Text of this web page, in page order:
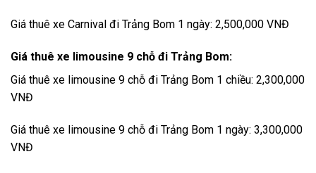
Giá thuê xe Carnival đi Trảng Bom 1 ngày: 2,500,000 VNĐ
Giá thuê xe limousine 9 chỗ đi Trảng Bom:
Giá thuê xe limousine 9 chỗ đi Trảng Bom 1 chiều: 2,300,000
VNĐ
Giá thuê xe limousine 9 chỗ đi Trảng Bom 1 ngày: 3,300,000
VNĐ